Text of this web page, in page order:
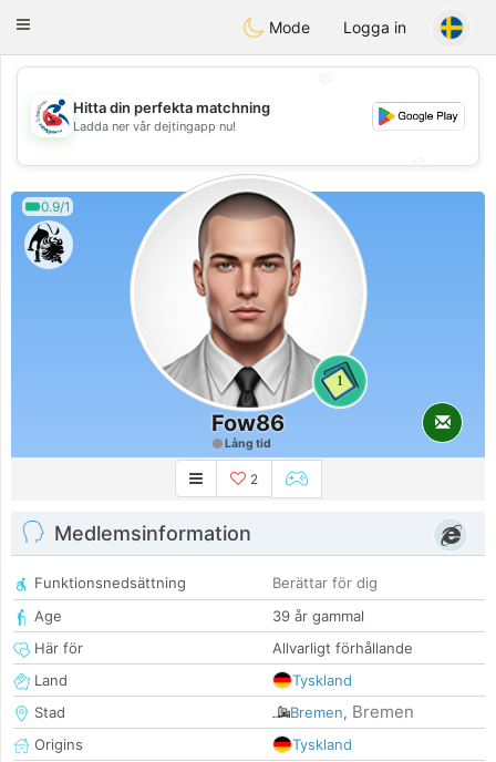
Handi Space
Toggle
Mode Logga in
💖
💕
Hitta din perfekta matchning
Ladda ner vår dejtingapp nu!
0.9/1
1
Fow86
Lång tid
2
Medlemsinformation
Funktionsnedsättning
Berättar för dig
Age
39 år gammal
Här för
Allvarligt förhållande
Land
Tyskland
Stad
Bremen, Bremen
Origins
Tyskland